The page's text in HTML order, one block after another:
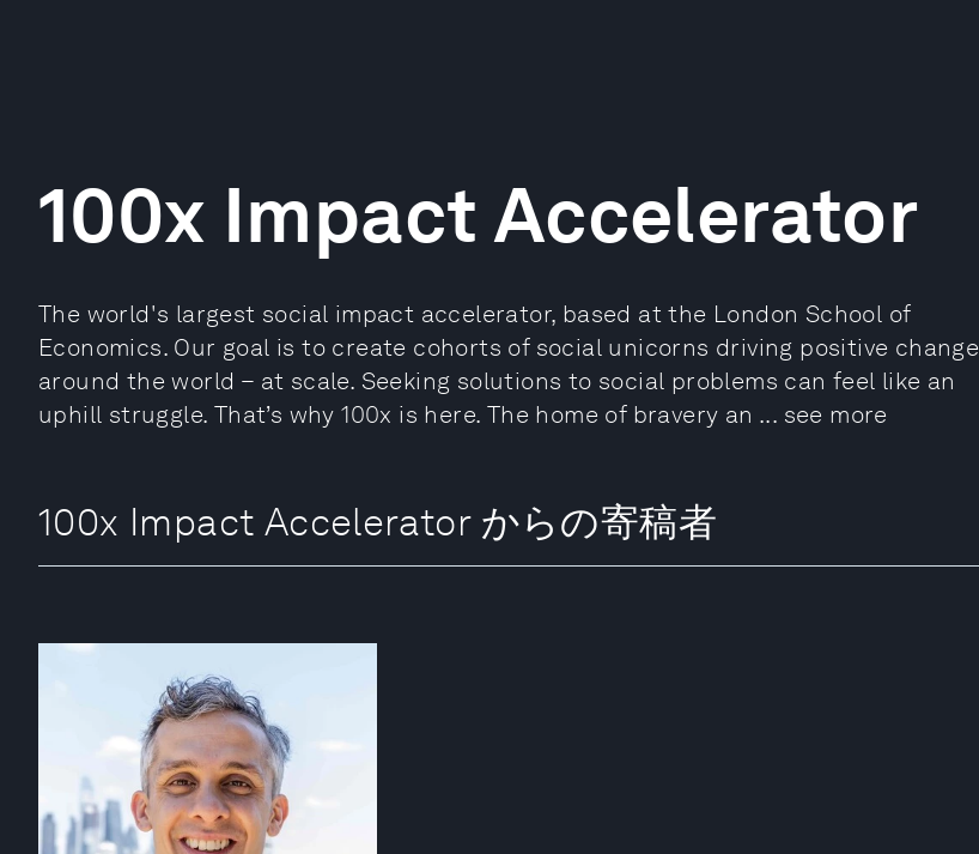
100x Impact Accelerator
The world's largest social impact accelerator, based at the London School of
Economics. Our goal is to create cohorts of social unicorns driving positive change
around the world – at scale. Seeking solutions to social problems can feel like an
uphill struggle. That’s why 100x is here. The home of bravery an ... see more
100x Impact Accelerator からの寄稿者